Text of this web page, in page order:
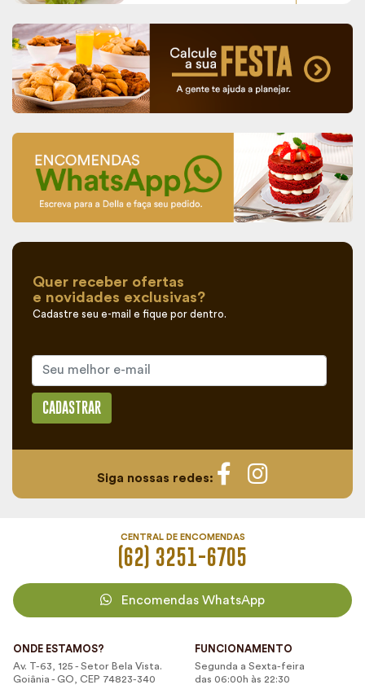
Quer receber ofertas
e novidades exclusivas?
Cadastre seu e-mail e fique por dentro.
CADASTRAR
Siga nossas redes:
CENTRAL DE ENCOMENDAS
(62) 3251-6705
Encomendas WhatsApp
ONDE ESTAMOS?
Av. T-63, 125 - Setor Bela Vista.
Goiânia - GO, CEP 74823-340
FUNCIONAMENTO
Segunda a Sexta-feira
das 06:00h às 22:30